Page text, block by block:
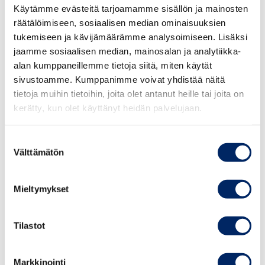
Käytämme evästeitä tarjoamamme sisällön ja mainosten
räätälöimiseen, sosiaalisen median ominaisuuksien
tukemiseen ja kävijämäärämme analysoimiseen. Lisäksi
jaamme sosiaalisen median, mainosalan ja analytiikka-
alan kumppaneillemme tietoja siitä, miten käytät
sivustoamme. Kumppanimme voivat yhdistää näitä
tietoja muihin tietoihin, joita olet antanut heille tai joita on
kerätty, kun olet käyttänyt heidän palvelujaan.
valinta
Välttämätön
Mieltymykset
Tilastot
Markkinointi
kaupallisessa markkinoinnissa hyvän tavan vastaista tai
tunnistettavissa markkinoinniksi ottaen huomioon
Kansainvälisen kauppakamarin markkinointisäännöt.
Kaupallisella markkinoinnilla tarkoitetaan markkinointia,
jonka tarkoituksena on kulutushyödykkeen
myynninedistäminen.
Asian arviointi
Asiassa on kysymys Facebook-tilillä ”Alexander Trivedi”
julkaistusta videosta. Lausunnonpyytäjän mukaan
neuvosto toteaa, etteivät julkaisut ole mainoksia, minkä